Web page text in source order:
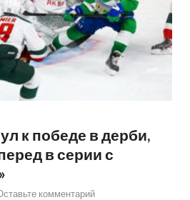
к победе в дерби,
в серии с
комментарий